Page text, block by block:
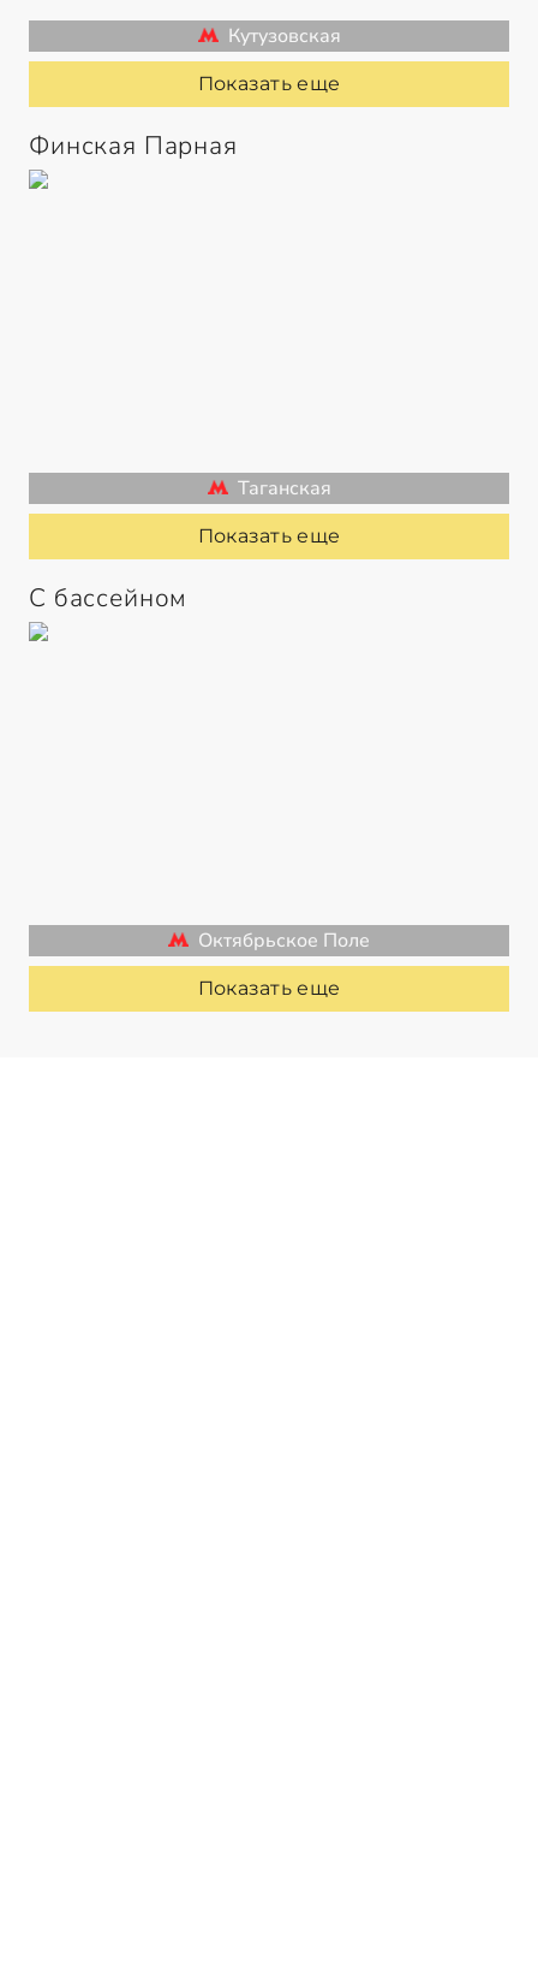
Кутузовская
Показать еще
Финская Парная
Таганская
Показать еще
С бассейном
Октябрьское Поле
Показать еще